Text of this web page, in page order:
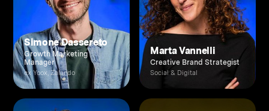
Simone Dassereto
Growth Marketing
Manager
ex Yoox, Zalando
Marta Vannelli
Creative Brand Strategist
Social & Digital